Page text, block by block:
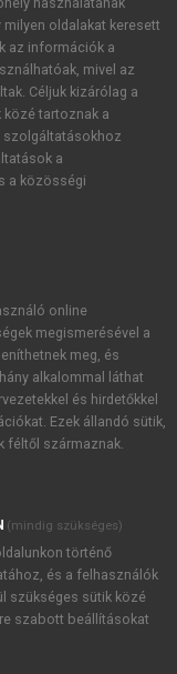
akcióiról.
tudomásul
a szotar.netés a
oldalakat keresett
az információk a
mivel az
Céljuk kizárólag a
tartoznak a
szolgáltatásokhoz
a
a közösségi
online
megismerésével a
meg, és
alkalommal láthat
és hirdetőkkel
Ezek állandó sütik,
féltől származnak.
(mindig szükséges)
történő
és a felhasználók
szükséges sütik közé
szabott beállításokat